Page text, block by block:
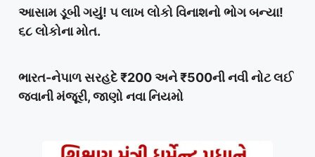
આસામ ડૂબી ગયું! ૫ લાખ લોકો વિનાશનો ભોગ બન્યા!
૬૮ લોકોના મોત.
ભારત-નેપાળ સરહદે ₹200 અને ₹500ની નવી નોટ લઈ
જવાની મંજૂરી, જાણો નવા નિયમો